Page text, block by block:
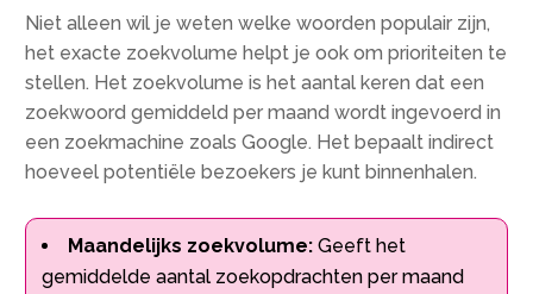
Niet alleen wil je weten welke woorden populair zijn,
het exacte zoekvolume helpt je ook om prioriteiten te
stellen. Het zoekvolume is het aantal keren dat een
zoekwoord gemiddeld per maand wordt ingevoerd in
een zoekmachine zoals Google. Het bepaalt indirect
hoeveel potentiële bezoekers je kunt binnenhalen.
Maandelijks zoekvolume: Geeft het
gemiddelde aantal zoekopdrachten per maand